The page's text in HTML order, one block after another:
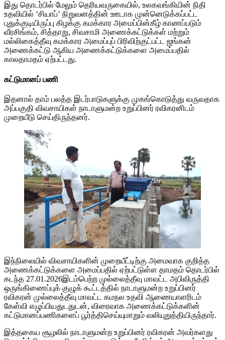
இது தொடர்பில் மேலும் தெரியவருகையில், உலகவங்கியின் நிதி
உதவியில் ‘சியாப்’ நிறுவனத்தின் ஊடாக முன்னெடுக்கப்பட்ட
புதுக்குடியிருப்பு கிழக்கு கமக்கார அமைப்பின்கீழ் காணப்படும்
வீரசிங்கம், சித்தாறு, சிவசாமி அணைக்கட்டுக்கள் மற்றும்
மல்லிகைத்தீவு கமக்கார அமைப்புப் பிரிவிற்குட்பட்ட ஜங்கன்
அணைக்கட்டு ஆகிய அணைக்கட்டுக்களை அமைப்பதில்
காலதாமதம் ஏற்பட்டது.
கட்டுமானப் பணி
இதனால் தாம் பலத்த இடர்பாடுகளுக்கு முகங்கொடுத்து வருவதாக
அப்பகுதி விவசாயிகள் நாடாளுமன்ற உறுப்பினர் ரவிகரனிடம்
முறையீடு செய்திருந்தனர்.
இந்நிலையில் விவசாயிகளின் முறையீட்டிற்கு அமைவாக குறித்த
அணைக்கட்டுக்களை அமைப்பதில் ஏற்பட்டுள்ள தாமதம் தொடர்பில்
கடந்த 27.01.2026இடம்பெற்ற முல்லைத்தீவு மாவட்ட அபிவிருத்தி
ஒருங்கிணைப்புக் குழுக் கூட்டத்தில் நாடாளுமன்ற உறுப்பினர்
ரவிகரன் முல்லைத்தீவு மாவட்ட கமநல உதவி ஆணையாளரிடம்
கேள்வி எழுப்பியதுடதுடன், விரைவாக அணைக்கட்டுக்களின்
கட்டுமானப்பணிகளைப் பூர்த்திசெய்யுமாறும் வலியுறுத்தியிருந்தார்.
இத்தகைய சூழலில் நாடாளுமன்ற உறுப்பினர் ரவிகரன் அவர்களது